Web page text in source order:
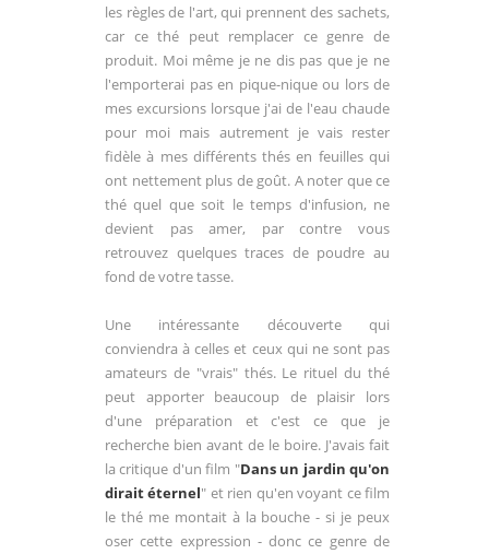
les règles de l'art, qui prennent des sachets,
car ce thé peut remplacer ce genre de
produit. Moi même je ne dis pas que je ne
l'emporterai pas en pique-nique ou lors de
mes excursions lorsque j'ai de l'eau chaude
pour moi mais autrement je vais rester
fidèle à mes différents thés en feuilles qui
ont nettement plus de goût. A noter que ce
thé quel que soit le temps d'infusion, ne
devient pas amer, par contre vous
retrouvez quelques traces de poudre au
fond de votre tasse.
Une intéressante découverte qui
conviendra à celles et ceux qui ne sont pas
amateurs de "vrais" thés. Le rituel du thé
peut apporter beaucoup de plaisir lors
d'une préparation et c'est ce que je
recherche bien avant de le boire. J'avais fait
la critique d'un film "Dans un jardin qu'on
dirait éternel" et rien qu'en voyant ce film
le thé me montait à la bouche - si je peux
oser cette expression - donc ce genre de